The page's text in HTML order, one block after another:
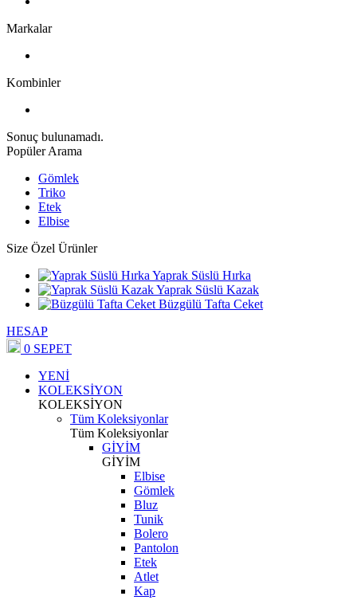
Markalar
Kombinler
Sonuç bulunamadı.
Popüler Arama
Gömlek
Triko
Etek
Elbise
Size Özel Ürünler
Yaprak Süslü Hırka
Yaprak Süslü Kazak
Büzgülü Tafta Ceket
HESAP
0 SEPET
YENİ
KOLEKSİYON
KOLEKSİYON
Tüm Koleksiyonlar
Tüm Koleksiyonlar
GİYİM
GİYİM
Elbise
Gömlek
Bluz
Tunik
Bolero
Pantolon
Etek
Atlet
Kap